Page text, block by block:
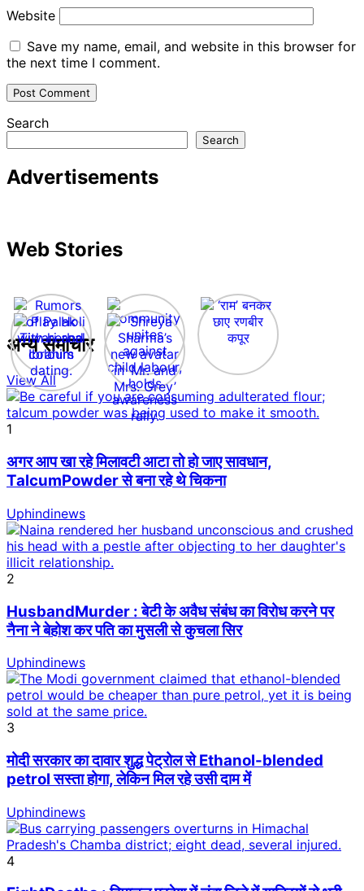
Website
Save my name, email, and website in this browser for
the next time I comment.
Search
Search
Advertisements
Web Stories
अन्य समाचार
View All
1
अगर आप खा रहे मिलावटी आटा तो हो जाए सावधान,
TalcumPowder से बना रहे थे चिकना
Uphindinews
2
HusbandMurder : बेटी के अवैध संबंध का विरोध करने पर
नैना ने बेहोश कर पति का मुसली से कुचला सिर
Uphindinews
3
मोदी सरकार का दावार शुद्ध पेट्रोल से Ethanol-blended
petrol सस्ता होगा, लेकिन मिल रहे उसी दाम में
Uphindinews
4